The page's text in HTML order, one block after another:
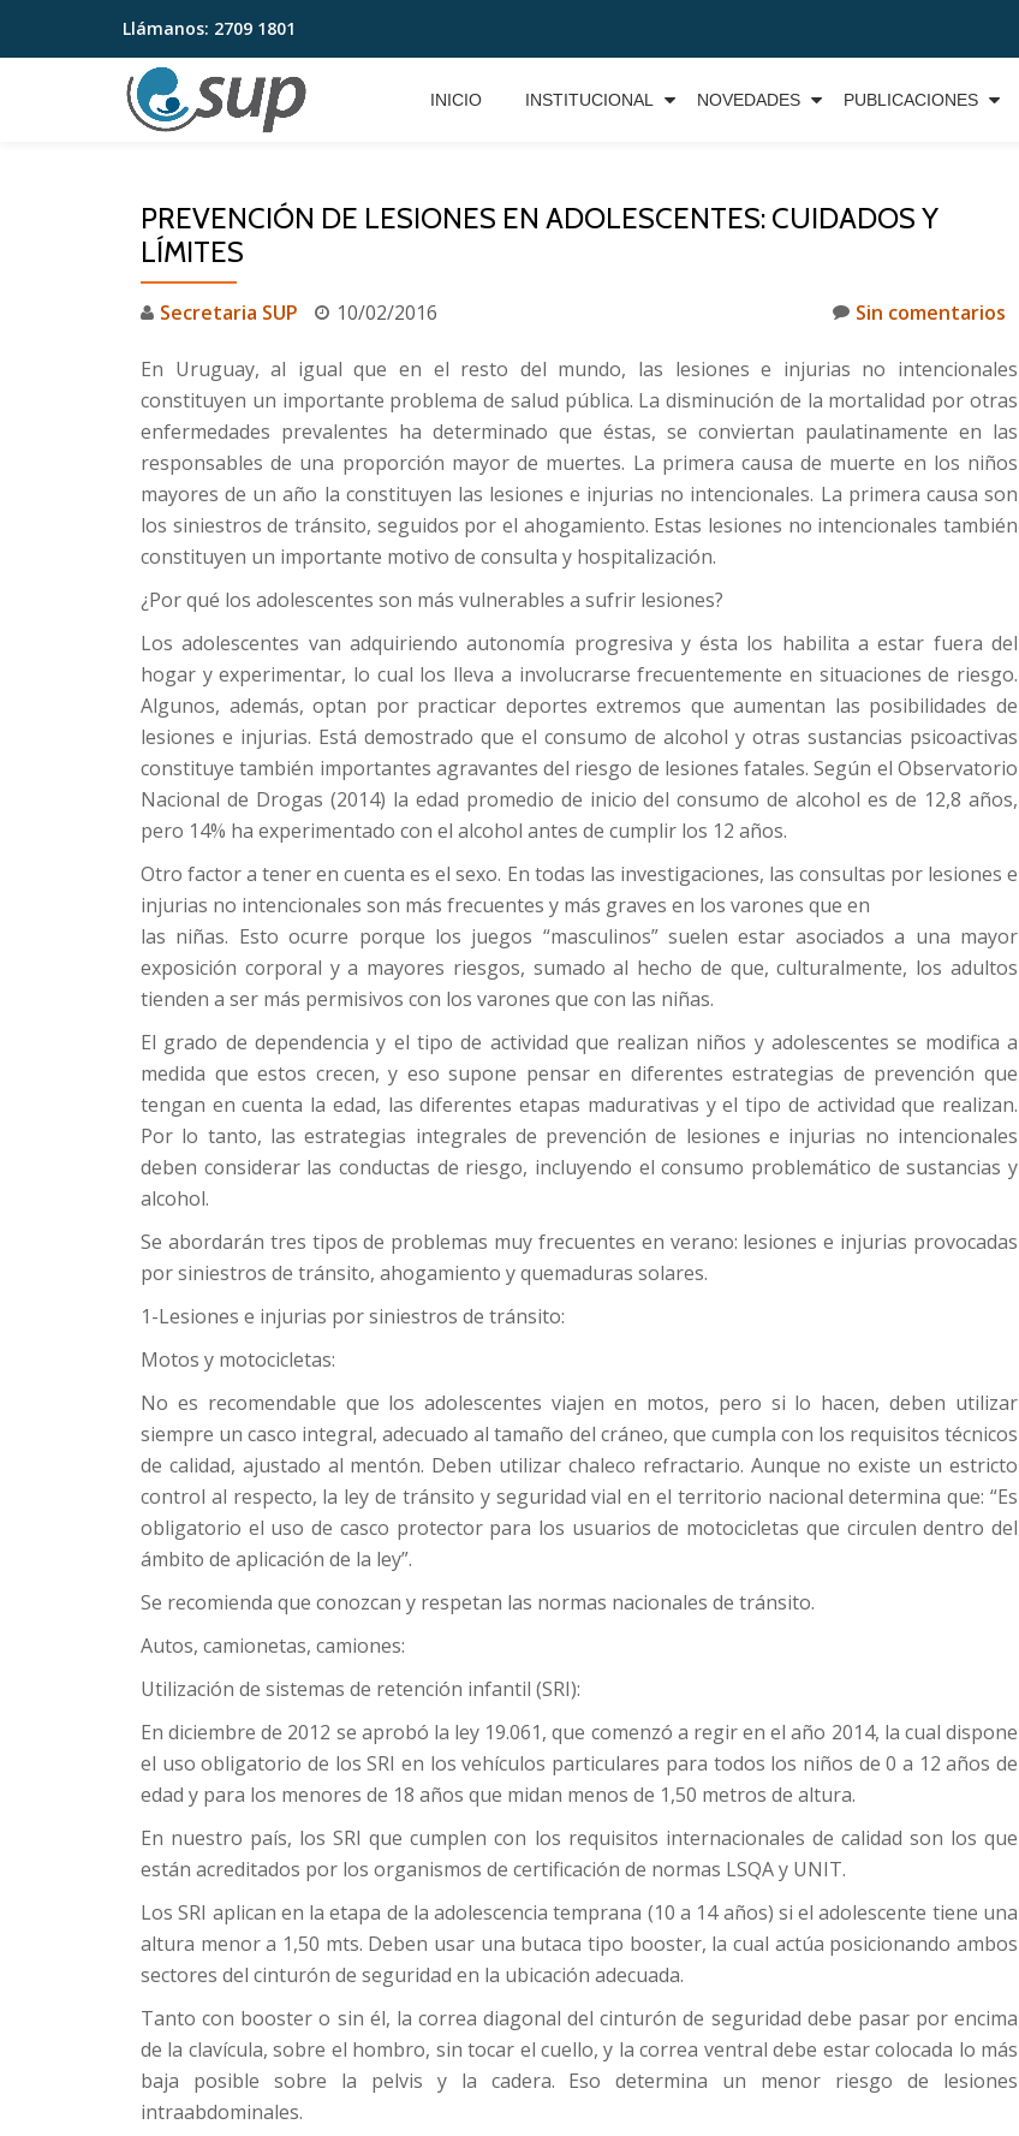
Saltar
Llámanos: 2709 1801
INICIO INSTITUCIONAL NOVEDADES PUBLICACIONES
PREVENCIÓN DE LESIONES EN ADOLESCENTES: CUIDADOS Y
LÍMITES
Secretaria SUP 10/02/2016 Sin comentarios
En Uruguay, al igual que en el resto del mundo, las lesiones e injurias no intencionales
constituyen un importante problema de salud pública. La disminución de la mortalidad por otras
enfermedades prevalentes ha determinado que éstas, se conviertan paulatinamente en las
responsables de una proporción mayor de muertes. La primera causa de muerte en los niños
mayores de un año la constituyen las lesiones e injurias no intencionales. La primera causa son
los siniestros de tránsito, seguidos por el ahogamiento. Estas lesiones no intencionales también
constituyen un importante motivo de consulta y hospitalización.
¿Por qué los adolescentes son más vulnerables a sufrir lesiones?
Los adolescentes van adquiriendo autonomía progresiva y ésta los habilita a estar fuera del
hogar y experimentar, lo cual los lleva a involucrarse frecuentemente en situaciones de riesgo.
Algunos, además, optan por practicar deportes extremos que aumentan las posibilidades de
lesiones e injurias. Está demostrado que el consumo de alcohol y otras sustancias psicoactivas
constituye también importantes agravantes del riesgo de lesiones fatales. Según el Observatorio
Nacional de Drogas (2014) la edad promedio de inicio del consumo de alcohol es de 12,8 años,
pero 14% ha experimentado con el alcohol antes de cumplir los 12 años.
Otro factor a tener en cuenta es el sexo. En todas las investigaciones, las consultas por lesiones e
injurias no intencionales son más frecuentes y más graves en los varones que en
las niñas. Esto ocurre porque los juegos “masculinos” suelen estar asociados a una mayor
exposición corporal y a mayores riesgos, sumado al hecho de que, culturalmente, los adultos
tienden a ser más permisivos con los varones que con las niñas.
El grado de dependencia y el tipo de actividad que realizan niños y adolescentes se modifica a
medida que estos crecen, y eso supone pensar en diferentes estrategias de prevención que
tengan en cuenta la edad, las diferentes etapas madurativas y el tipo de actividad que realizan.
Por lo tanto, las estrategias integrales de prevención de lesiones e injurias no intencionales
deben considerar las conductas de riesgo, incluyendo el consumo problemático de sustancias y
alcohol.
Se abordarán tres tipos de problemas muy frecuentes en verano: lesiones e injurias provocadas
por siniestros de tránsito, ahogamiento y quemaduras solares.
1-Lesiones e injurias por siniestros de tránsito:
Motos y motocicletas:
No es recomendable que los adolescentes viajen en motos, pero si lo hacen, deben utilizar
siempre un casco integral, adecuado al tamaño del cráneo, que cumpla con los requisitos técnicos
de calidad, ajustado al mentón. Deben utilizar chaleco refractario. Aunque no existe un estricto
control al respecto, la ley de tránsito y seguridad vial en el territorio nacional determina que: “Es
obligatorio el uso de casco protector para los usuarios de motocicletas que circulen dentro del
ámbito de aplicación de la ley”.
Se recomienda que conozcan y respetan las normas nacionales de tránsito.
Autos, camionetas, camiones:
Utilización de sistemas de retención infantil (SRI):
En diciembre de 2012 se aprobó la ley 19.061, que comenzó a regir en el año 2014, la cual dispone
el uso obligatorio de los SRI en los vehículos particulares para todos los niños de 0 a 12 años de
edad y para los menores de 18 años que midan menos de 1,50 metros de altura.
En nuestro país, los SRI que cumplen con los requisitos internacionales de calidad son los que
están acreditados por los organismos de certificación de normas LSQA y UNIT.
Los SRI aplican en la etapa de la adolescencia temprana (10 a 14 años) si el adolescente tiene una
altura menor a 1,50 mts. Deben usar una butaca tipo booster, la cual actúa posicionando ambos
sectores del cinturón de seguridad en la ubicación adecuada.
Tanto con booster o sin él, la correa diagonal del cinturón de seguridad debe pasar por encima
de la clavícula, sobre el hombro, sin tocar el cuello, y la correa ventral debe estar colocada lo más
baja posible sobre la pelvis y la cadera. Eso determina un menor riesgo de lesiones
intraabdominales.